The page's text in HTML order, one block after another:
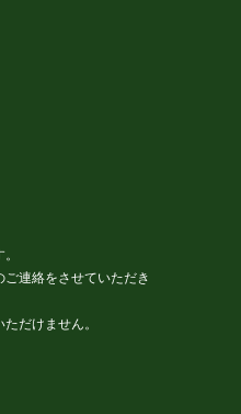
連絡をさせていただき
だけません。